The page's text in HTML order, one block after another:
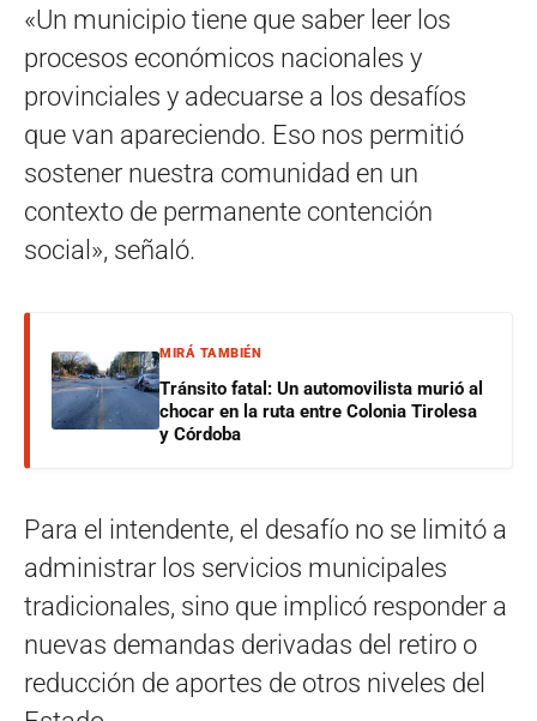
«Un municipio tiene que saber leer los
procesos económicos nacionales y
provinciales y adecuarse a los desafíos
que van apareciendo. Eso nos permitió
sostener nuestra comunidad en un
contexto de permanente contención
social», señaló.
MIRÁ TAMBIÉN
Tránsito fatal: Un automovilista murió al
chocar en la ruta entre Colonia Tirolesa
y Córdoba
Para el intendente, el desafío no se limitó a
administrar los servicios municipales
tradicionales, sino que implicó responder a
nuevas demandas derivadas del retiro o
reducción de aportes de otros niveles del